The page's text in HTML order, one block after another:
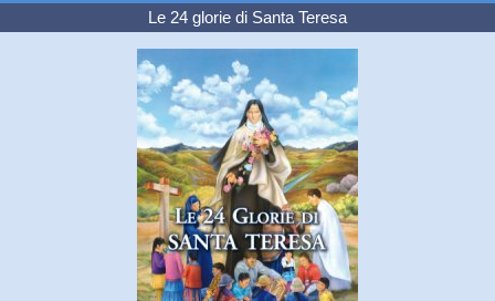
Le 24 glorie di Santa Teresa